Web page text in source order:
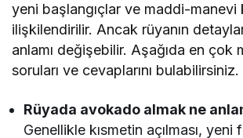
yeni başlangıçlar ve maddi-manevi
ilişkilendirilir. Ancak rüyanın
anlamı değişebilir. Aşağıda en çok
soruları ve cevaplarını bulabilirsiniz.
Rüyada avokado almak ne
Genellikle kısmetin açılması, yeni